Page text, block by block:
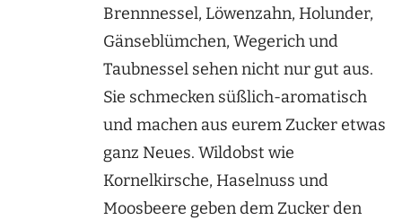
Brennnessel, Löwenzahn, Holunder,
Gänseblümchen, Wegerich und
Taubnessel sehen nicht nur gut aus.
Sie schmecken süßlich-aromatisch
und machen aus eurem Zucker etwas
ganz Neues. Wildobst wie
Kornelkirsche, Haselnuss und
Moosbeere geben dem Zucker den